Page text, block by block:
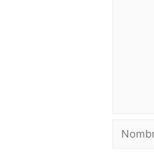
Nombre*